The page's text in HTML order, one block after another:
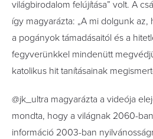
világbirodalom felújítása” volt. A
így magyarázta: „A mi dolgunk
a pogányok támadásaitól és a
fegyverünkkel mindenütt
katolikus hit tanításainak
@jk_ultra magyarázta a videója
mondta, hogy a világnak 2060-
információ 2003-ban